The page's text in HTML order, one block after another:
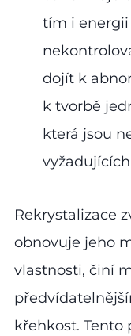
tím i energii
dojít k
k tvorbě
která jsou
Rekrystalizace
obnovuje jeho
vlastnosti, činí
křehkost. Tento